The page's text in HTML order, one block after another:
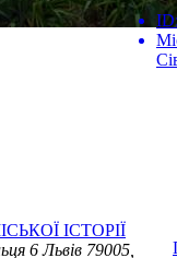
ІСТОРІЇ
6Львів 79005,